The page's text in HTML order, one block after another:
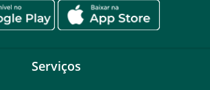
Serviços